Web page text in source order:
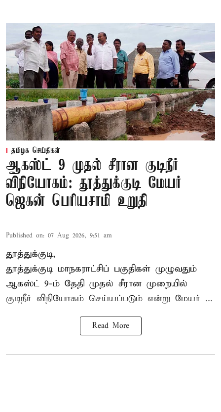
தமிழக செய்திகள்
ஆகஸ்ட் 9 முதல் சீரான குடிநீர்
விநியோகம்: தூத்துக்குடி மேயர்
ஜெகன் பெரியசாமி உறுதி
Published on: 07 Aug 2026, 9:51 am
தூத்துக்குடி,
தூத்துக்குடி மாநகராட்சிப் பகுதிகள் முழுவதும்
ஆகஸ்ட் 9-ம் தேதி முதல் சீரான முறையில்
குடிநீர் விநியோகம் செய்யப்படும் என்று மேயர் ...
Read More